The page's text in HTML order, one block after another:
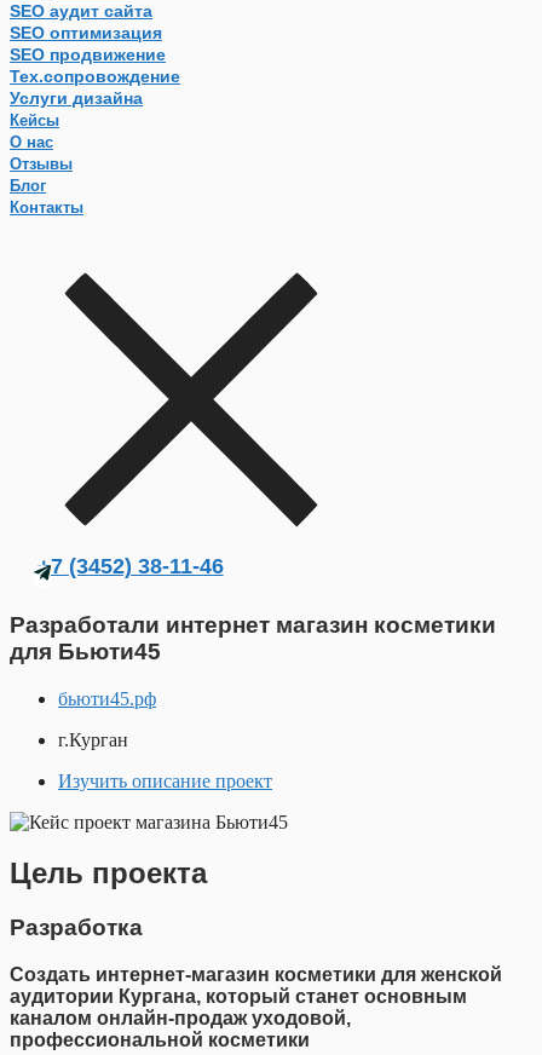
SEO аудит сайта
SEO оптимизация
SEO продвижение
Тех.сопровождение
Услуги дизайна
Кейсы
О нас
Отзывы
Блог
Контакты
+7 (3452) 38-11-46
Разработали интернет магазин косметики
для Бьюти45
бьюти45.рф
г.Курган
Изучить описание проект
Цель проекта
Разработка
Создать интернет-магазин косметики для женской
аудитории Кургана, который станет основным
каналом онлайн-продаж уходовой,
профессиональной косметики